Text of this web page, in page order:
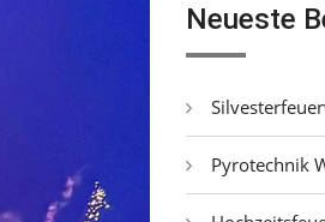
Neueste
Pyrotechnik